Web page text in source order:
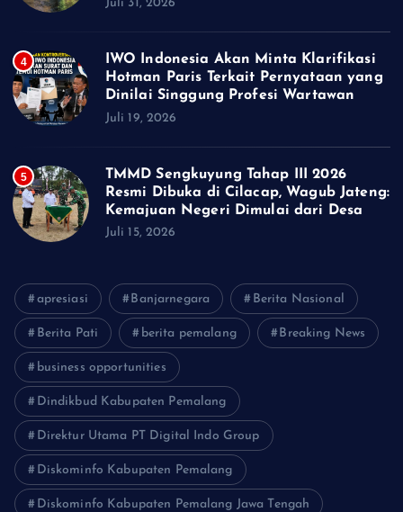
Juli 31, 2026
4
IWO Indonesia Akan Minta Klarifikasi
Hotman Paris Terkait Pernyataan yang
Dinilai Singgung Profesi Wartawan
Juli 19, 2026
5
TMMD Sengkuyung Tahap III 2026
Resmi Dibuka di Cilacap, Wagub Jateng:
Kemajuan Negeri Dimulai dari Desa
Juli 15, 2026
apresiasi Banjarnegara Berita Nasional
Berita Pati berita pemalang Breaking News
business opportunities
Dindikbud Kabupaten Pemalang
Direktur Utama PT Digital Indo Group
Diskominfo Kabupaten Pemalang
Diskominfo Kabupaten Pemalang Jawa Tengah